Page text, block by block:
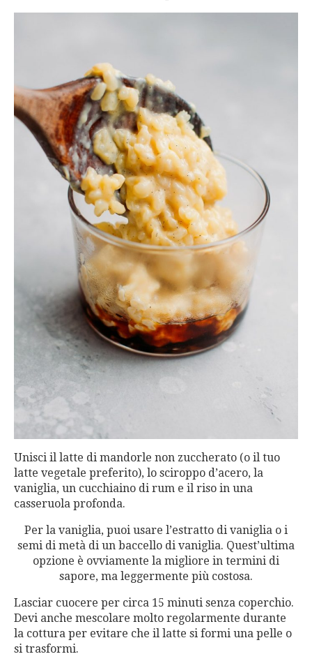
Unisci il latte di mandorle non zuccherato (o il tuo
latte vegetale preferito), lo sciroppo d’acero, la
vaniglia, un cucchiaino di rum e il riso in una
casseruola profonda.
Per la vaniglia, puoi usare l’estratto di vaniglia o i
semi di metà di un baccello di vaniglia. Quest’ultima
opzione è ovviamente la migliore in termini di
sapore, ma leggermente più costosa.
Lasciar cuocere per circa 15 minuti senza coperchio.
Devi anche mescolare molto regolarmente durante
la cottura per evitare che il latte si formi una pelle o
si trasformi.